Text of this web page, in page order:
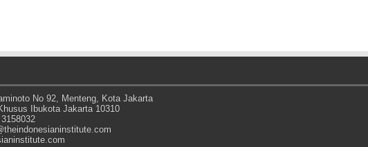
No 92, Menteng, Kota Jakarta
Ibukota Jakarta 10310